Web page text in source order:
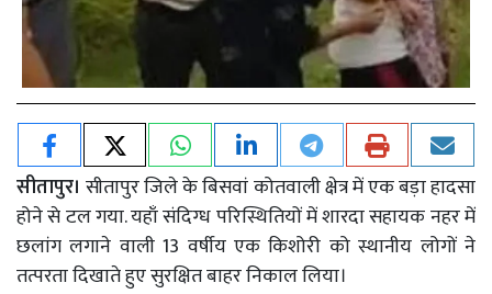
सीतापुर। सीतापुर जिले के बिसवां कोतवाली क्षेत्र में एक बड़ा हादसा
होने से टल गया. यहाँ संदिग्ध परिस्थितियों में शारदा सहायक नहर में
छलांग लगाने वाली 13 वर्षीय एक किशोरी को स्थानीय लोगों ने
तत्परता दिखाते हुए सुरक्षित बाहर निकाल लिया।